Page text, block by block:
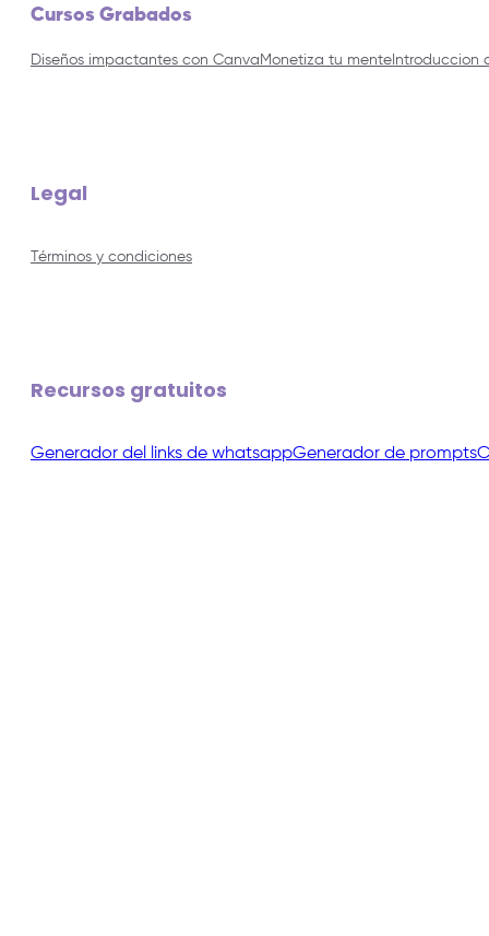
Cursos Grabados
Diseños impactantes con Canva Monetiza tu mente Introduccion
Legal
Términos y condiciones
Recursos gratuitos
Generador del links de whatsappGenerador de prompts